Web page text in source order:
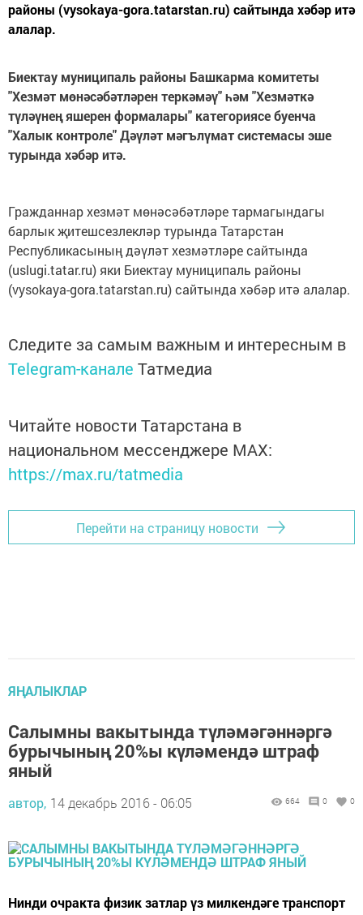
районы (vysokaya-gora.tatarstan.ru) сайтында хәбәр итә
алалар.
Биектау муниципаль районы Башкарма комитеты
"Хезмәт мөнәсәбәтләрен теркәмәү" һәм "Хезмәткә
түләүнең яшерен формалары" категориясе буенча
"Халык контроле" Дәүләт мәгълүмат системасы эше
турында хәбәр итә.
Гражданнар хезмәт мөнәсәбәтләре тармагындагы
барлык җитешсезлекләр турында Татарстан
Республикасының дәүләт хезмәтләре сайтында
(uslugi.tatar.ru) яки Биектау муниципаль районы
(vysokaya-gora.tatarstan.ru) сайтында хәбәр итә алалар.
Следите за самым важным и интересным в
Telegram-канале Татмедиа
Читайте новости Татарстана в
национальном мессенджере MАХ:
https://max.ru/tatmedia
Перейти на страницу новости
ЯҢАЛЫКЛАР
Салымны вакытында түләмәгәннәргә
бурычының 20%ы күләмендә штраф
яный
автор, 14 декабрь 2016 - 06:05 664 0 0
Нинди очракта физик затлар үз милкендәге транспорт